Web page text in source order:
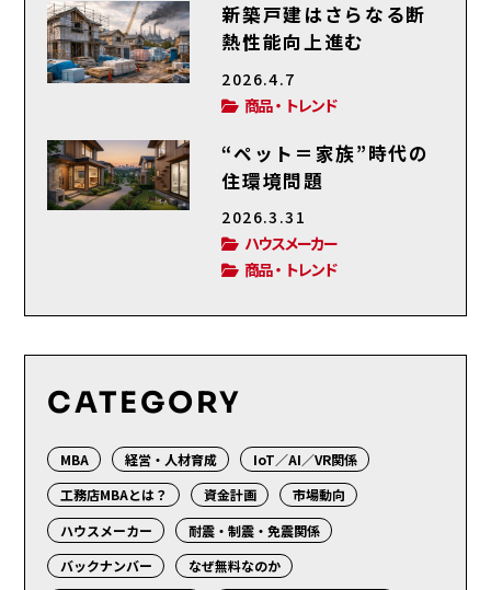
新築戸建はさらなる断
熱性能向上進む
2026.4.7
商品・トレンド
“ペット＝家族”時代の
住環境問題
2026.3.31
ハウスメーカー
商品・トレンド
CATEGORY
MBA 経営・人材育成
IoT／AI／VR関係
工務店MBAとは？
資金計画
市場動向
ハウスメーカー
耐震・制震・免震関係
バックナンバー
なぜ無料なのか